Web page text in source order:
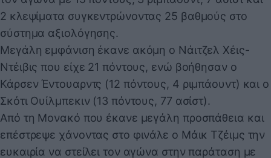
2 κλεψίματα συγκεντρώνοντας 25 βαθμούς στο
σύστημα αξιολόγησης.
Μεγάλη εμφάνιση έκανε ακόμη ο Νάιτζελ Χέις-
Ντέιβις που είχε 21 πόντους, ενώ βοήθησαν ο
Κάρσεν Έντουαρντς (12 πόντους, 4 ριμπάουντ) και ο
Σκότι Ουίλμπεκιν (13 πόντους, 77 ασίστ).
Από τη Μονακό που έκανε μεγάλη προσπάθεια και
επέστρεψε χάνοντας στο φινάλε ο Μάικ Τζέιμς την
ευκαιρία να στείλει τον αγώνα στην παράταση με